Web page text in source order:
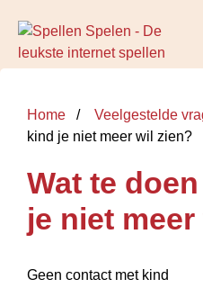
Home Veelgestelde
kind je niet meer wil zien?
Wat te
je niet
Geen contact met kind